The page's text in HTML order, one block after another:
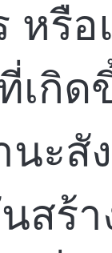
หรื
เกิด
นะสั
นสร้